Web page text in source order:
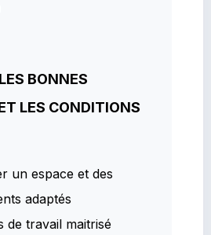
BONNES
LES CONDITIONS
un espace et des
adaptés
de travail maitrisé